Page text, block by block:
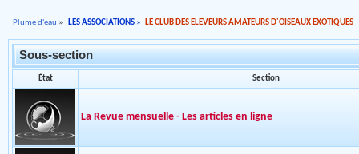
Plume d'eau » LES ASSOCIATIONS» LE CLUB DES ELEVEURS AMATEURS D'OISEAUX EXOTIQUES
Sous-section
État Section
La Revue mensuelle - Les articles en ligne